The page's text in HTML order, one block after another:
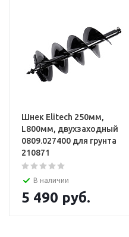
Установка и настройка
Шнек Elitech 250мм,
L800мм, двухзаходный
0809.027400 для грунта
210871
В наличии
5 490 руб.